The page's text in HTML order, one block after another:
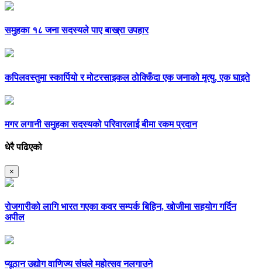
समुहका १८ जना सदस्यले पाए बाख्रा उपहार
कपिलवस्तुमा स्कार्पियो र मोटरसाइकल ठोक्किँदा एक जनाको मृत्यु, एक घाइते
मगर लगानी समुहका सदस्यको परिवारलाई बीमा रकम प्रदान
धेरै पढिएको
×
रोजगारीको लागि भारत गएका कवर सम्पर्क बिहिन, खोजीमा सहयोग गर्दिन
अपील
प्यूठान उद्योग वाणिज्य संघले महोत्सव नलगाउने